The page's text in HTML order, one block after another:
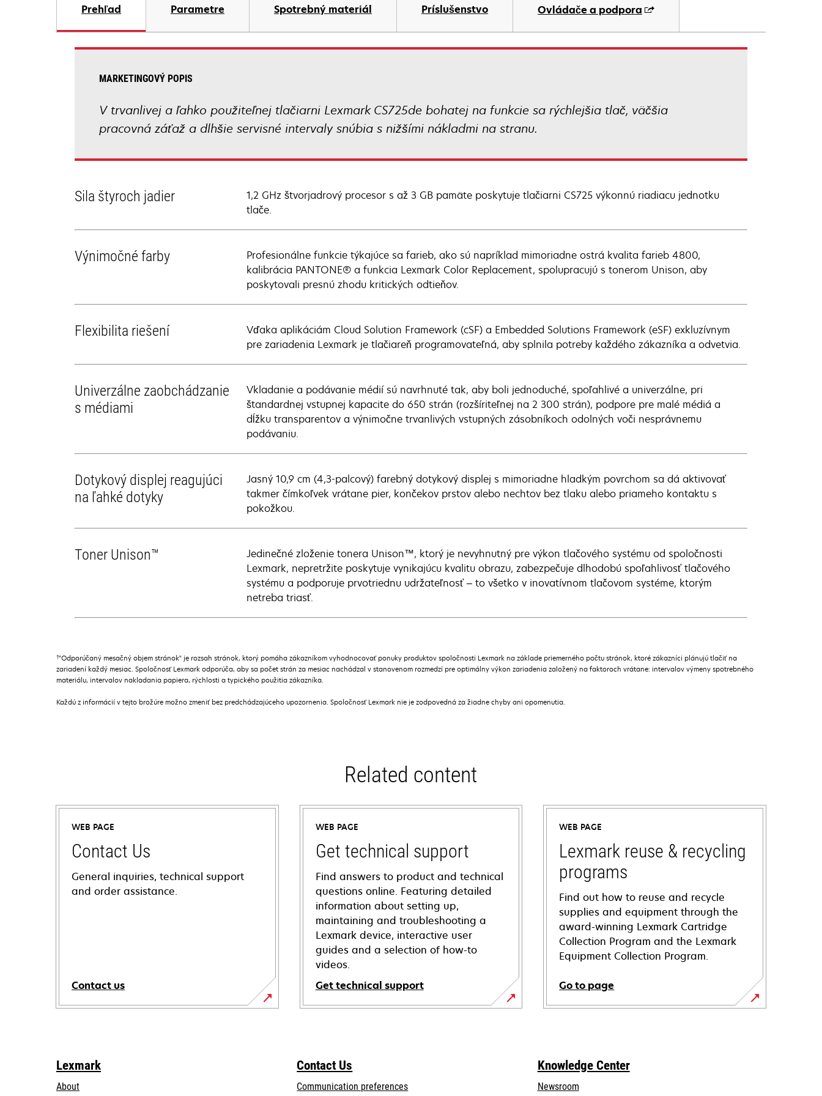
tab
Prehľad Parametre Spotrebný materiál Príslušenstvo Ovládače a podpora
MARKETINGOVÝ POPIS
V trvanlivej a ľahko použiteľnej tlačiarni Lexmark CS725de bohatej na funkcie sa rýchlejšia tlač, väčšia
pracovná záťaž a dlhšie servisné intervaly snúbia s nižšími nákladmi na stranu.
Sila štyroch jadier
1,2 GHz štvorjadrový procesor s až 3 GB pamäte poskytuje tlačiarni CS725 výkonnú riadiacu jednotku
tlače.
Výnimočné farby
Profesionálne funkcie týkajúce sa farieb, ako sú napríklad mimoriadne ostrá kvalita farieb 4800,
kalibrácia PANTONE® a funkcia Lexmark Color Replacement, spolupracujú s tonerom Unison, aby
poskytovali presnú zhodu kritických odtieňov.
Flexibilita riešení
Vďaka aplikáciám Cloud Solution Framework (cSF) a Embedded Solutions Framework (eSF) exkluzívnym
pre zariadenia Lexmark je tlačiareň programovateľná, aby splnila potreby každého zákazníka a odvetvia.
Univerzálne zaobchádzanie
s médiami
Vkladanie a podávanie médií sú navrhnuté tak, aby boli jednoduché, spoľahlivé a univerzálne, pri
štandardnej vstupnej kapacite do 650 strán (rozšíriteľnej na 2 300 strán), podpore pre malé médiá a
dĺžku transparentov a výnimočne trvanlivých vstupných zásobníkoch odolných voči nesprávnemu
podávaniu.
Dotykový displej reagujúci
na ľahké dotyky
Jasný 10,9 cm (4,3-palcový) farebný dotykový displej s mimoriadne hladkým povrchom sa dá aktivovať
takmer čímkoľvek vrátane pier, končekov prstov alebo nechtov bez tlaku alebo priameho kontaktu s
pokožkou.
Toner Unison™
Jedinečné zloženie tonera Unison™, ktorý je nevyhnutný pre výkon tlačového systému od spoločnosti
Lexmark, nepretržite poskytuje vynikajúcu kvalitu obrazu, zabezpečuje dlhodobú spoľahlivosť tlačového
systému a podporuje prvotriednu udržateľnosť – to všetko v inovatívnom tlačovom systéme, ktorým
netreba triasť.
†"Odporúčaný mesačný objem stránok" je rozsah stránok, ktorý pomáha zákazníkom vyhodnocovať ponuky produktov spoločnosti Lexmark na základe priemerného počtu stránok, ktoré zákazníci plánujú tlačiť na
zariadení každý mesiac. Spoločnosť Lexmark odporúča, aby sa počet strán za mesiac nachádzal v stanovenom rozmedzí pre optimálny výkon zariadenia založený na faktoroch vrátane: intervalov výmeny spotrebného
materiálu, intervalov nakladania papiera, rýchlosti a typického použitia zákazníka.
Každú z informácií v tejto brožúre možno zmeniť bez predchádzajúceho upozornenia. Spoločnosť Lexmark nie je zodpovedná za žiadne chyby ani opomenutia.
Related content
WEB PAGE
Contact Us
General inquiries, technical support
and order assistance.
Contact us
WEB PAGE
Get technical support
Find answers to product and technical
questions online. Featuring detailed
information about setting up,
maintaining and troubleshooting a
Lexmark device, interactive user
guides and a selection of how-to
videos.
Get technical support
opens
tab
WEB PAGE
Lexmark reuse & recycling
programs
Find out how to reuse and recycle
supplies and equipment through the
award-winning Lexmark Cartridge
Collection Program and the Lexmark
Equipment Collection Program.
Go to page
Lexmark
About
Contact Us
Communication preferences
Knowledge Center
Newsroom